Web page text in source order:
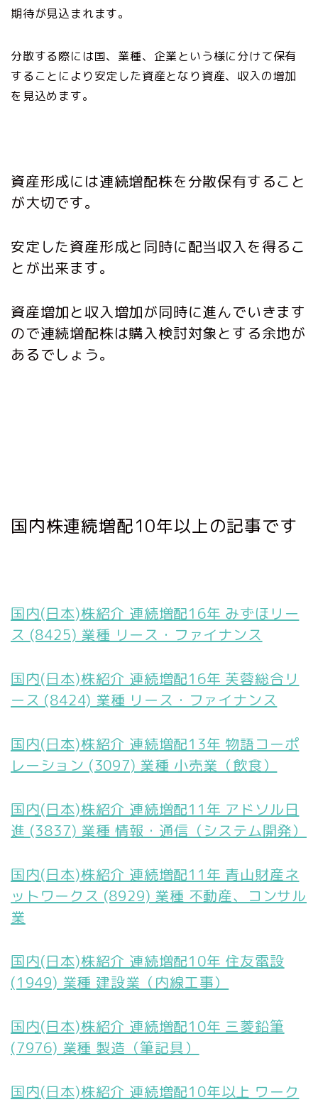
期待が見込まれます。
分散する際には国、業種、企業という様に分けて保有
することにより安定した資産となり資産、収入の増加
を見込めます。
資産形成には連続増配株を分散保有すること
が大切です。
安定した資産形成と同時に配当収入を得るこ
とが出来ます。
資産増加と収入増加が同時に進んでいきます
ので連続増配株は購入検討対象とする余地が
あるでしょう。
国内株連続増配10年以上の記事です
国内(日本)株紹介 連続増配16年 みずほリー
ス (8425) 業種 リース・ファイナンス
国内(日本)株紹介 連続増配16年 芙蓉総合リ
ース (8424) 業種 リース・ファイナンス
国内(日本)株紹介 連続増配13年 物語コーポ
レーション (3097) 業種 小売業（飲食）
国内(日本)株紹介 連続増配11年 アドソル日
進 (3837) 業種 情報・通信（システム開発）
国内(日本)株紹介 連続増配11年 青山財産ネ
ットワークス (8929) 業種 不動産、コンサル
業
国内(日本)株紹介 連続増配10年 住友電設
(1949) 業種 建設業（内線工事）
国内(日本)株紹介 連続増配10年 三菱鉛筆
(7976) 業種 製造（筆記具）
国内(日本)株紹介 連続増配10年以上 ワーク